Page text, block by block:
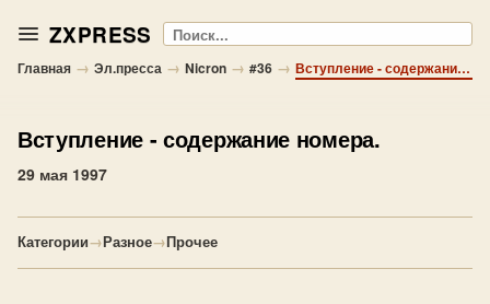
ZXPRESS Поиск
Главная → Эл.пресса → Nicron → #36 → Вступление - содержание номера.
Вступление- содержание номера.
29 мая 1997
Категории→Разное→Прочее